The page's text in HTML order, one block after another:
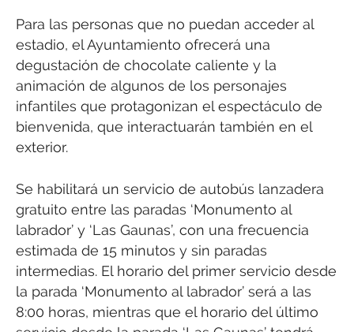
Para las personas que no puedan acceder al
estadio, el Ayuntamiento ofrecerá una
degustación de chocolate caliente y la
animación de algunos de los personajes
infantiles que protagonizan el espectáculo de
bienvenida, que interactuarán también en el
exterior.
Se habilitará un servicio de autobús lanzadera
gratuito entre las paradas ‘Monumento al
labrador’ y ‘Las Gaunas’, con una frecuencia
estimada de 15 minutos y sin paradas
intermedias. El horario del primer servicio desde
la parada ‘Monumento al labrador’ será a las
8:00 horas, mientras que el horario del último